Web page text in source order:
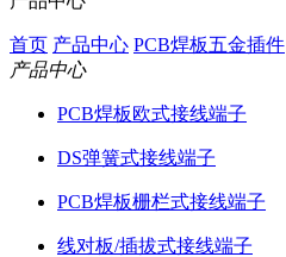
首页 产品中心 PCB焊板五金插件
产品中心
PCB焊板欧式接线端子
DS弹簧式接线端子
PCB焊板栅栏式接线端子
线对板/插拔式接线端子